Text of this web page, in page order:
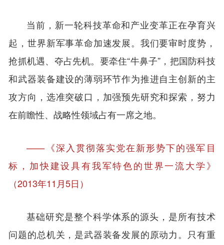
当前，新一轮科技革命和产业变革正在孕育兴
起，世界新军事革命加速发展。我们要审时度势，
抢抓机遇、夺占先机。要牵住“牛鼻子”，把国防科技
和武器装备建设的薄弱环节作为推进自主创新的主
攻方向，选准突破口，加强预先研究和探索，努力
在前瞻性、战略性领域占有一席之地。
——《深入贯彻落实党在新形势下的强军目
标，加快建设具有我军特色的世界一流大学》
（2013年11月5日）
基础研究是整个科学体系的源头，是所有技术
问题的总机关，是武器装备发展的原动力。只有重